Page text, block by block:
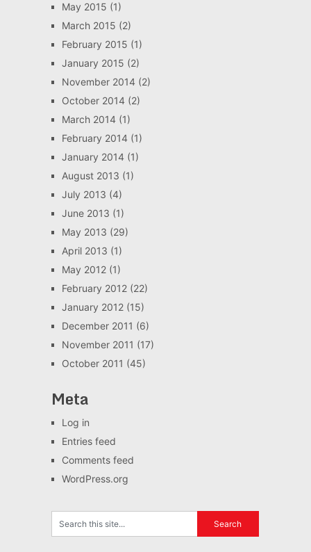
May 2015 (1)
March 2015 (2)
February 2015 (1)
January 2015 (2)
November 2014(2)
October 2014(2)
March 2014(1)
February 2014(1)
January 2014(1)
August 2013 (1)
July 2013 (4)
June 2013 (1)
May 2013 (29)
April 2013 (1)
May 2012(1)
February 2012(22)
January 2012(15)
December 2011 (6)
November 2011 (17)
October 2011 (45)
Meta
Log in
Entries feed
Comments feed
WordPress.org